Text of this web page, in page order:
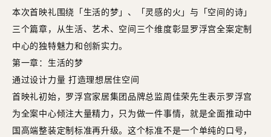
本次首映礼围绕「生活的梦」、「灵感的火」与「空间的诗」
三个篇章，从生活、艺术、空间三个维度彰显罗浮宫全案定制
中心的独特魅力和创新实力。
第一章：生活的梦
通过设计力量 打造理想居住空间
首映礼初始，罗浮宫家居集团品牌总监周佳荣先生表示罗浮宫
为全案中心倾注大量精力，只为做一件事情，就是全面推动中
国高端整装定制标准再升级。这个标准不是一个单纯的口号，